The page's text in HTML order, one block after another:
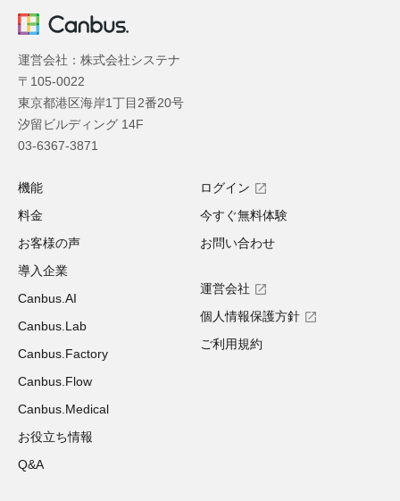
運営会社：株式会社システナ
〒105-0022
東京都港区海岸1丁目2番20号
汐留ビルディング 14F
03-6367-3871
機能
料金
お客様の声
導入企業
Canbus.AI
Canbus.Lab
Canbus.Factory
Canbus.Flow
Canbus.Medical
お役立ち情報
Q&A
ログイン
今すぐ無料体験
お問い合わせ
運営会社
個人情報保護方針
ご利用規約